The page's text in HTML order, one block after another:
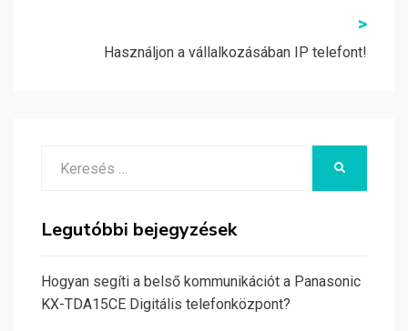
>
Használjon a vállalkozásában IP telefont!
Legutóbbi bejegyzések
Hogyan segíti a belső kommunikációt a Panasonic
KX-TDA15CE Digitális telefonközpont?